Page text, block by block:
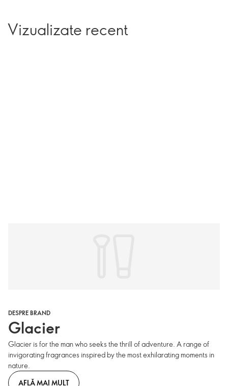
Vizualizate recent
DESPRE BRAND
Glacier
Glacier is for the man who seeks the thrill of adventure. A range of
invigorating fragrances inspired by the most exhilarating moments in
nature.
AFLĂ MAI MULT